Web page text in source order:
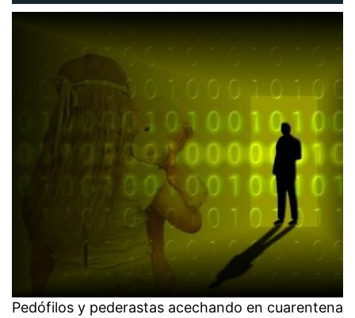
Pedófilos y pederastas acechando en cuarentena